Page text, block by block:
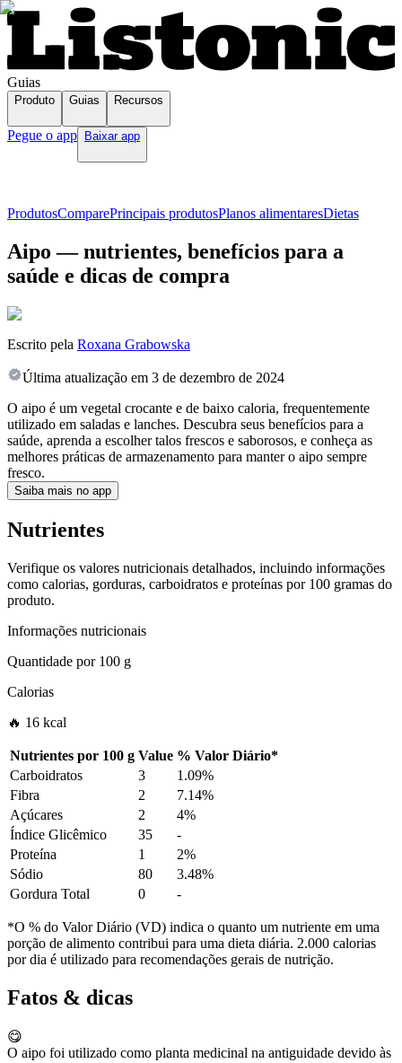
Guias
Produto Guias Recursos
Pegue o app Baixar app
ProdutosComparePrincipais produtosPlanos alimentaresDietas
Aipo — nutrientes, benefícios para a
saúde e dicas de compra
Escrito pela Roxana Grabowska
Última atualização em 3 de dezembro de 2024
O aipo é um vegetal crocante e de baixo caloria, frequentemente
utilizado em saladas e lanches. Descubra seus benefícios para a
saúde, aprenda a escolher talos frescos e saborosos, e conheça as
melhores práticas de armazenamento para manter o aipo sempre
fresco.
Saiba mais no app
Nutrientes
Verifique os valores nutricionais detalhados, incluindo informações
como calorias, gorduras, carboidratos e proteínas por 100 gramas do
produto.
Informações nutricionais
Quantidade por100 g
Calorias
🔥 16 kcal
Nutrientes por 100 g Value % Valor Diário*
Carboidratos
3
1.09%
Fibra
2
7.14%
Açúcares
2
4%
Índice Glicêmico
35
-
Proteína
1
2%
Sódio
80
3.48%
Gordura Total
0 -
*O % do Valor Diário (VD) indica o quanto um nutriente em uma
porção de alimento contribui para uma dieta diária. 2.000 calorias
por dia é utilizado para recomendações gerais de nutrição.
Fatos & dicas
😋
O aipo foi utilizado como planta medicinal na antiguidade devido às